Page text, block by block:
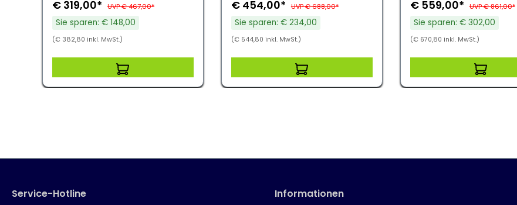
€ 319,00* UVP € 467,00*
Sie sparen: € 148,00
(€ 382,80 inkl. MwSt.)
€ 454,00* UVP € 688,00*
Sie sparen: € 234,00
(€ 544,80 inkl. MwSt.)
€ 559,00* UVP € 861,00*
Sie sparen: € 302,00
(€ 670,80 inkl. MwSt.)
Service-Hotline
Informationen